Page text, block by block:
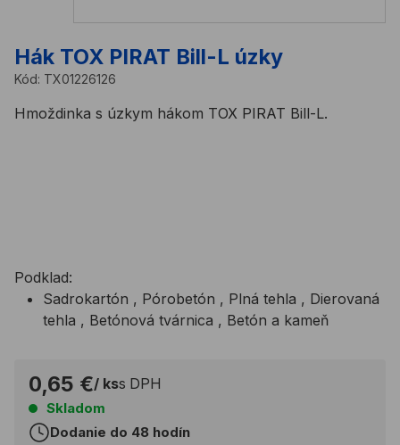
Hák TOX PIRAT Bill-L úzky
Kód: TX01226126
Hmoždinka s úzkym hákom TOX PIRAT Bill-L.
Podklad:
Sadrokartón , Pórobetón , Plná tehla , Dierovaná
tehla , Betónová tvárnica , Betón a kameň
0,65 €/ kss DPH
Skladom
Dodanie do 48 hodín